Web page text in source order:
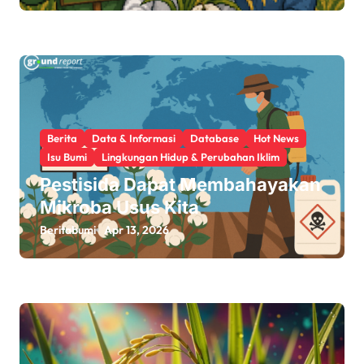
Berita Data & Informasi Database
Hot News
Isu Bumi
Lingkungan Hidup & Perubahan Iklim
Pestisida Dapat Membahayakan
Mikroba Usus Kita
Beritabumi Apr 13, 2026